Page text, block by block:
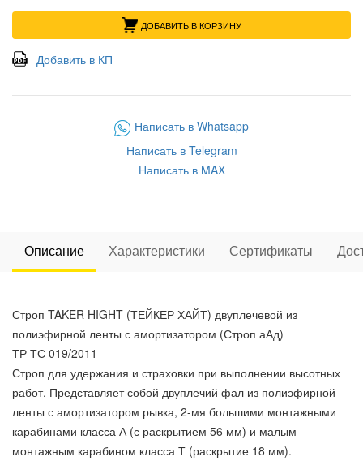
ДОБАВИТЬ В КОРЗИНУ
Добавить в КП
Написать в Whatsapp
Написать в Telegram
Написать в MAX
Описание Характеристики Сертификаты
Строп TAKER HIGHT (ТЕЙКЕР ХАЙТ) двуплечевой из
полиэфирной ленты с амортизатором (Строп аАд)
ТР ТС 019/2011
Строп для удержания и страховки при выполнении высотных
работ. Представляет собой двуплечий фал из полиэфирной
ленты с амортизатором рывка, 2-мя большими монтажными
карабинами класса А (с раскрытием 56 мм) и малым
монтажным карабином класса Т (раскрытие 18 мм).